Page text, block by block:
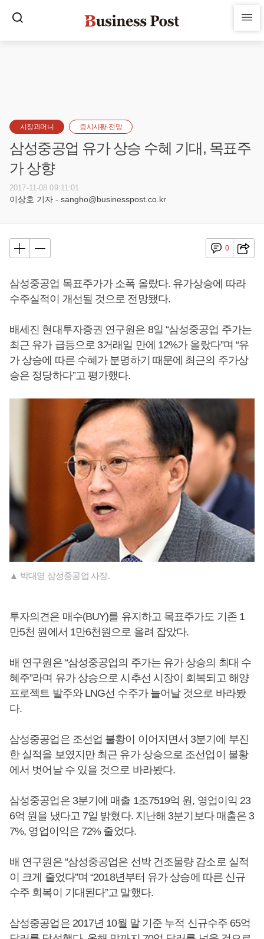
시장과머니 증시시황·전망
삼성중공업 유가 상승 수혜 기대, 목표주
가 상향
2017-11-08 09:11:01
이상호 기자 - sangho@businesspost.co.kr
0
삼성중공업 목표주가가 소폭 올랐다. 유가상승에 따라
수주실적이 개선될 것으로 전망됐다.
배세진 현대투자증권 연구원은 8일 “삼성중공업 주가는
최근 유가 급등으로 3거래일 만에 12%가 올랐다”며 “유
가 상승에 따른 수혜가 분명하기 때문에 최근의 주가상
승은 정당하다”고 평가했다.
▲ 박대영 삼성중공업 사장.
투자의견은 매수(BUY)를 유지하고 목표주가도 기존 1
만5천 원에서 1만6천원으로 올려 잡았다.
배 연구원은 “삼성중공업의 주가는 유가 상승의 최대 수
혜주”라며 유가 상승으로 시추선 시장이 회복되고 해양
프로젝트 발주와 LNG선 수주가 늘어날 것으로 바라봤
다.
삼성중공업은 조선업 불황이 이어지면서 3분기에 부진
한 실적을 보였지만 최근 유가 상승으로 조선업이 불황
에서 벗어날 수 있을 것으로 바라봤다.
삼성중공업은 3분기에 매출 1조7519억 원, 영업이익 23
6억 원을 냈다고 7일 밝혔다. 지난해 3분기보다 매출은 3
7%, 영업이익은 72% 줄었다.
배 연구원은 “삼성중공업은 선박 건조물량 감소로 실적
이 크게 줄었다”며 “2018년부터 유가 상승에 따른 신규
수주 회복이 기대된다”고 말했다.
삼성중공업은 2017년 10월 말 기준 누적 신규수주 65억